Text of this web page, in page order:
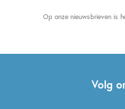
Op onze nieuwsbrieven is
Volg